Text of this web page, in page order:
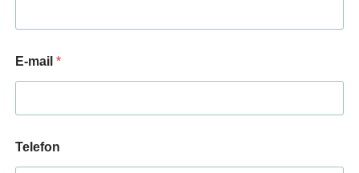
E-mail *
m
é
Telefon